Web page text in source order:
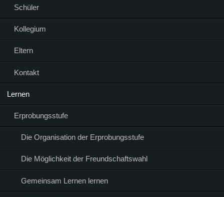
Schüler
Kollegium
Eltern
Kontakt
Lernen
Erprobungsstufe
Die Organisation der Erprobungsstufe
Die Möglichkeit der Freundschaftswahl
Gemeinsam Lernen lernen